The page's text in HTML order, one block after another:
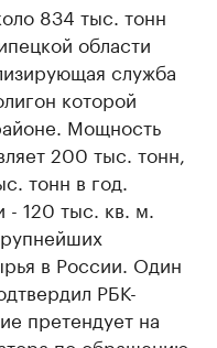
834 тыс. тонн
области
служба
которой
Мощность
200 тыс. тонн,
тонн в год.
120 тыс. кв. м.
в России. Один
РБК-
претендует на